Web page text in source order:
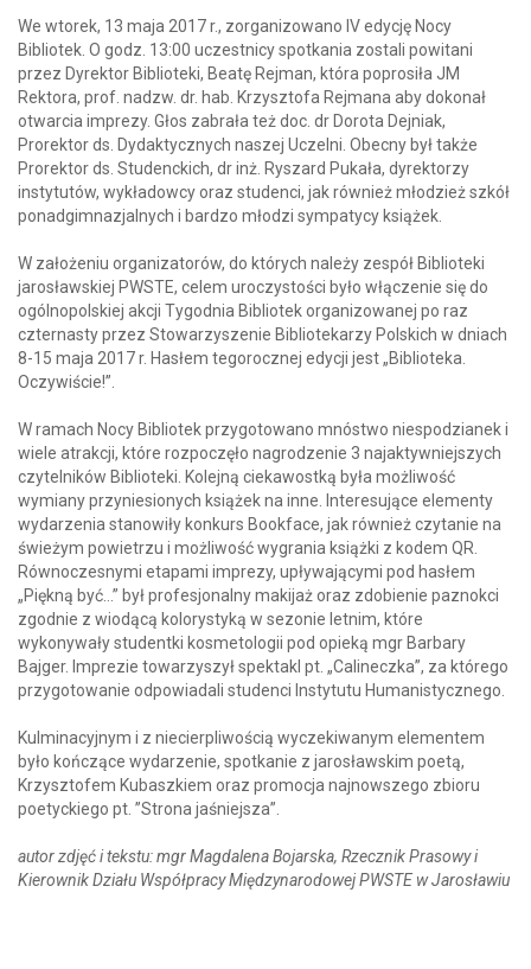
We wtorek, 13 maja 2017 r., zorganizowano IV edycję Nocy
Bibliotek. O godz. 13:00 uczestnicy spotkania zostali powitani
przez Dyrektor Biblioteki, Beatę Rejman, która poprosiła JM
Rektora, prof. nadzw. dr. hab. Krzysztofa Rejmana aby dokonał
otwarcia imprezy. Głos zabrała też doc. dr Dorota Dejniak,
Prorektor ds. Dydaktycznych naszej Uczelni. Obecny był także
Prorektor ds. Studenckich, dr inż. Ryszard Pukała, dyrektorzy
instytutów, wykładowcy oraz studenci, jak również młodzież szkół
ponadgimnazjalnych i bardzo młodzi sympatycy książek.
W założeniu organizatorów, do których należy zespół Biblioteki
jarosławskiej PWSTE, celem uroczystości było włączenie się do
ogólnopolskiej akcji Tygodnia Bibliotek organizowanej po raz
czternasty przez Stowarzyszenie Bibliotekarzy Polskich w dniach
8-15 maja 2017 r. Hasłem tegorocznej edycji jest „Biblioteka.
Oczywiście!”.
W ramach Nocy Bibliotek przygotowano mnóstwo niespodzianek i
wiele atrakcji, które rozpoczęło nagrodzenie 3 najaktywniejszych
czytelników Biblioteki. Kolejną ciekawostką była możliwość
wymiany przyniesionych książek na inne. Interesujące elementy
wydarzenia stanowiły konkurs Bookface, jak również czytanie na
świeżym powietrzu i możliwość wygrania książki z kodem QR.
Równoczesnymi etapami imprezy, upływającymi pod hasłem
„Piękną być…” był profesjonalny makijaż oraz zdobienie paznokci
zgodnie z wiodącą kolorystyką w sezonie letnim, które
wykonywały studentki kosmetologii pod opieką mgr Barbary
Bajger. Imprezie towarzyszył spektakl pt. „Calineczka”, za którego
przygotowanie odpowiadali studenci Instytutu Humanistycznego.
Kulminacyjnym i z niecierpliwością wyczekiwanym elementem
było kończące wydarzenie, spotkanie z jarosławskim poetą,
Krzysztofem Kubaszkiem oraz promocja najnowszego zbioru
poetyckiego pt. ”Strona jaśniejsza”.
autor zdjęć i tekstu: mgr Magdalena Bojarska, Rzecznik Prasowy i
Kierownik Działu Współpracy Międzynarodowej PWSTE w Jarosławiu